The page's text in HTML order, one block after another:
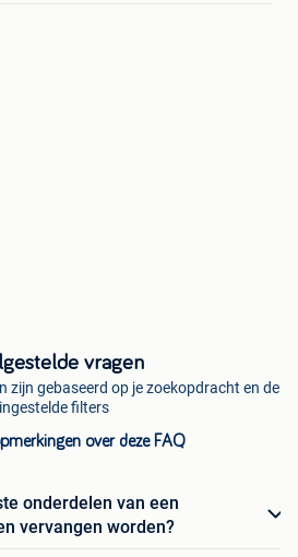
vragen
zijn gebaseerd op je zoekopdracht en de
ingestelde filters
over deze FAQ
onderdelen van een
vervangen worden?